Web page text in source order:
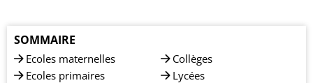
SOMMAIRE
Ecoles maternelles
Ecoles primaires
Collèges
Lycées